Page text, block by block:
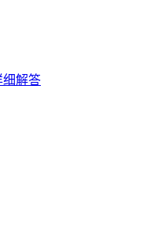
细解答